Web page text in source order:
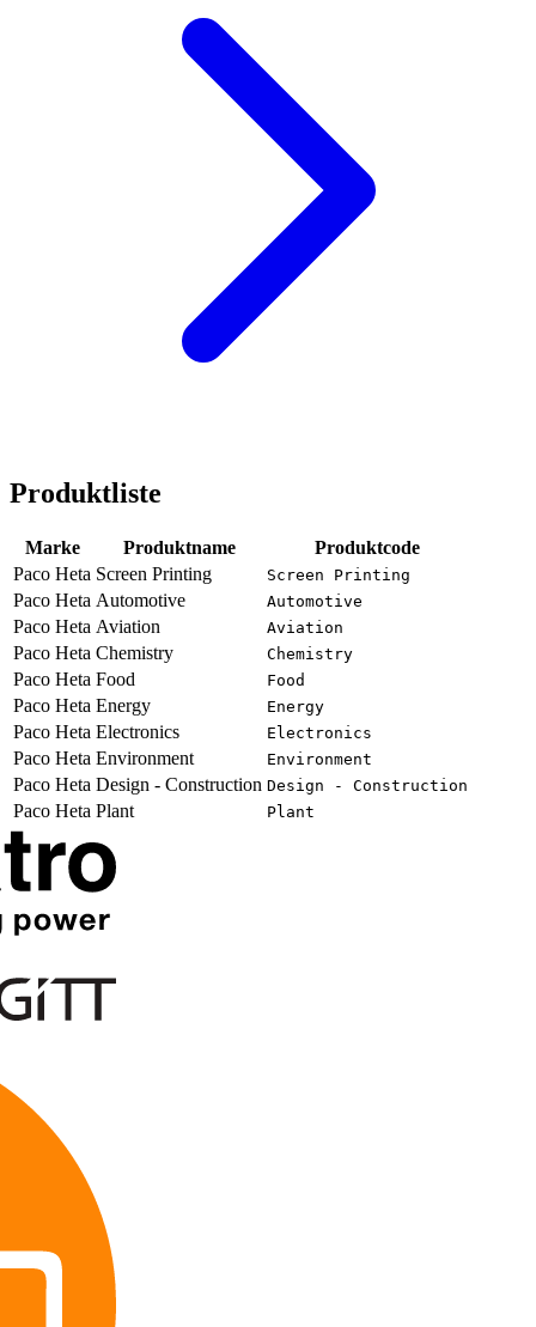
Produktliste
Marke Produktname
Produktcode
Paco Heta Screen Printing Screen Printing
Paco Heta Automotive Automotive
Paco Heta Aviation Aviation
Paco Heta Chemistry Chemistry
Paco Heta Food Food
Paco Heta Energy Energy
Paco Heta Electronics Electronics
Paco Heta Environment Environment
Paco Heta Design - Construction Design - Construction
Paco Heta Plant Plant